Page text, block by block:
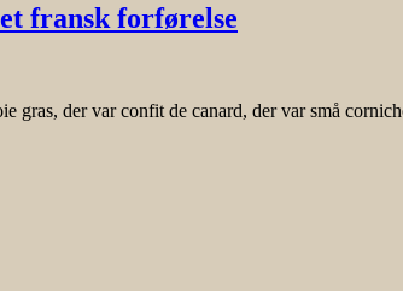
fransk forførelse
gras, der var confit de canard, der var små